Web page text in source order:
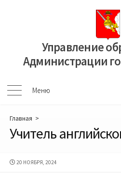
Управление
Администрации
Меню
Меню
Главная >
Учитель
ДАТА
20 НОЯБРЯ, 2024